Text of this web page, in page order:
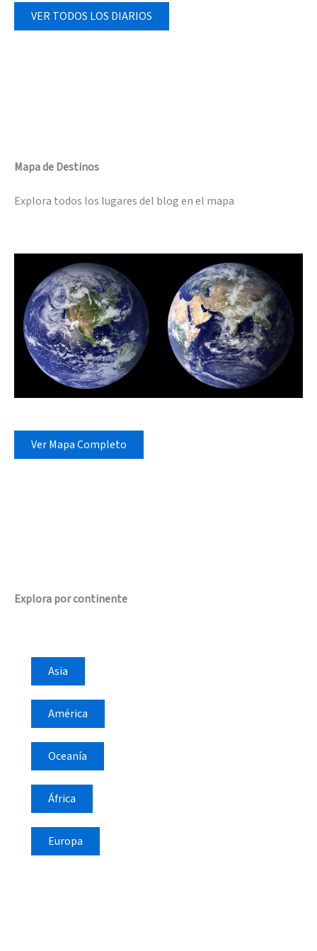
VER TODOS LOS DIARIOS
Mapa de Destinos
Explora todos los lugares del blog en el mapa
Ver Mapa Completo
Explora por continente
Asia
América
Oceanía
África
Europa